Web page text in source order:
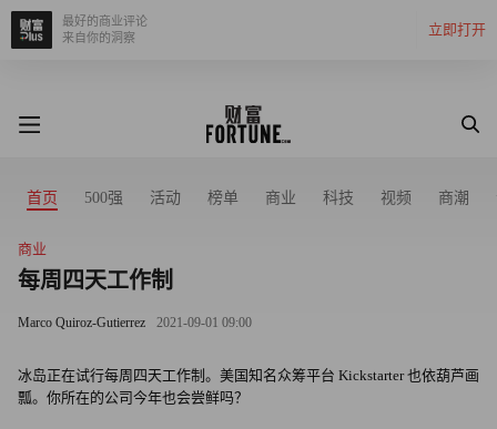
立即打开
最好的商业评论
来自你的洞察
首页 500强 活动 榜单 商业 科技 视频 商潮
商业
每周四天工作制
Marco Quiroz-Gutierrez 2021-09-01 09:00
冰岛正在试行每周四天工作制。美国知名众筹平台 Kickstarter 也依葫芦画
瓢。你所在的公司今年也会尝鲜吗？